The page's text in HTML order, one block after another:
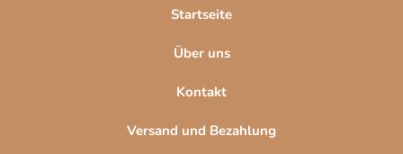
Startseite
Über uns
Kontakt
Versand und Bezahlung